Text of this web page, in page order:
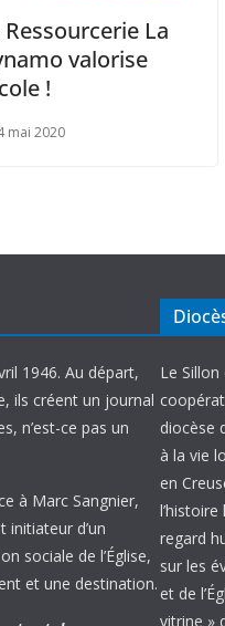
Ressourcerie La
valorise
!
mai 2020
1946. Au départ,
ils créent un journal
n’est-ce pas un
à Marc Sangnier,
initiateur d’un
sociale de l’Église,
et une destination.
Le Sillon
diocèse
à la vie
en
regard
sur les
et de
vitrine »